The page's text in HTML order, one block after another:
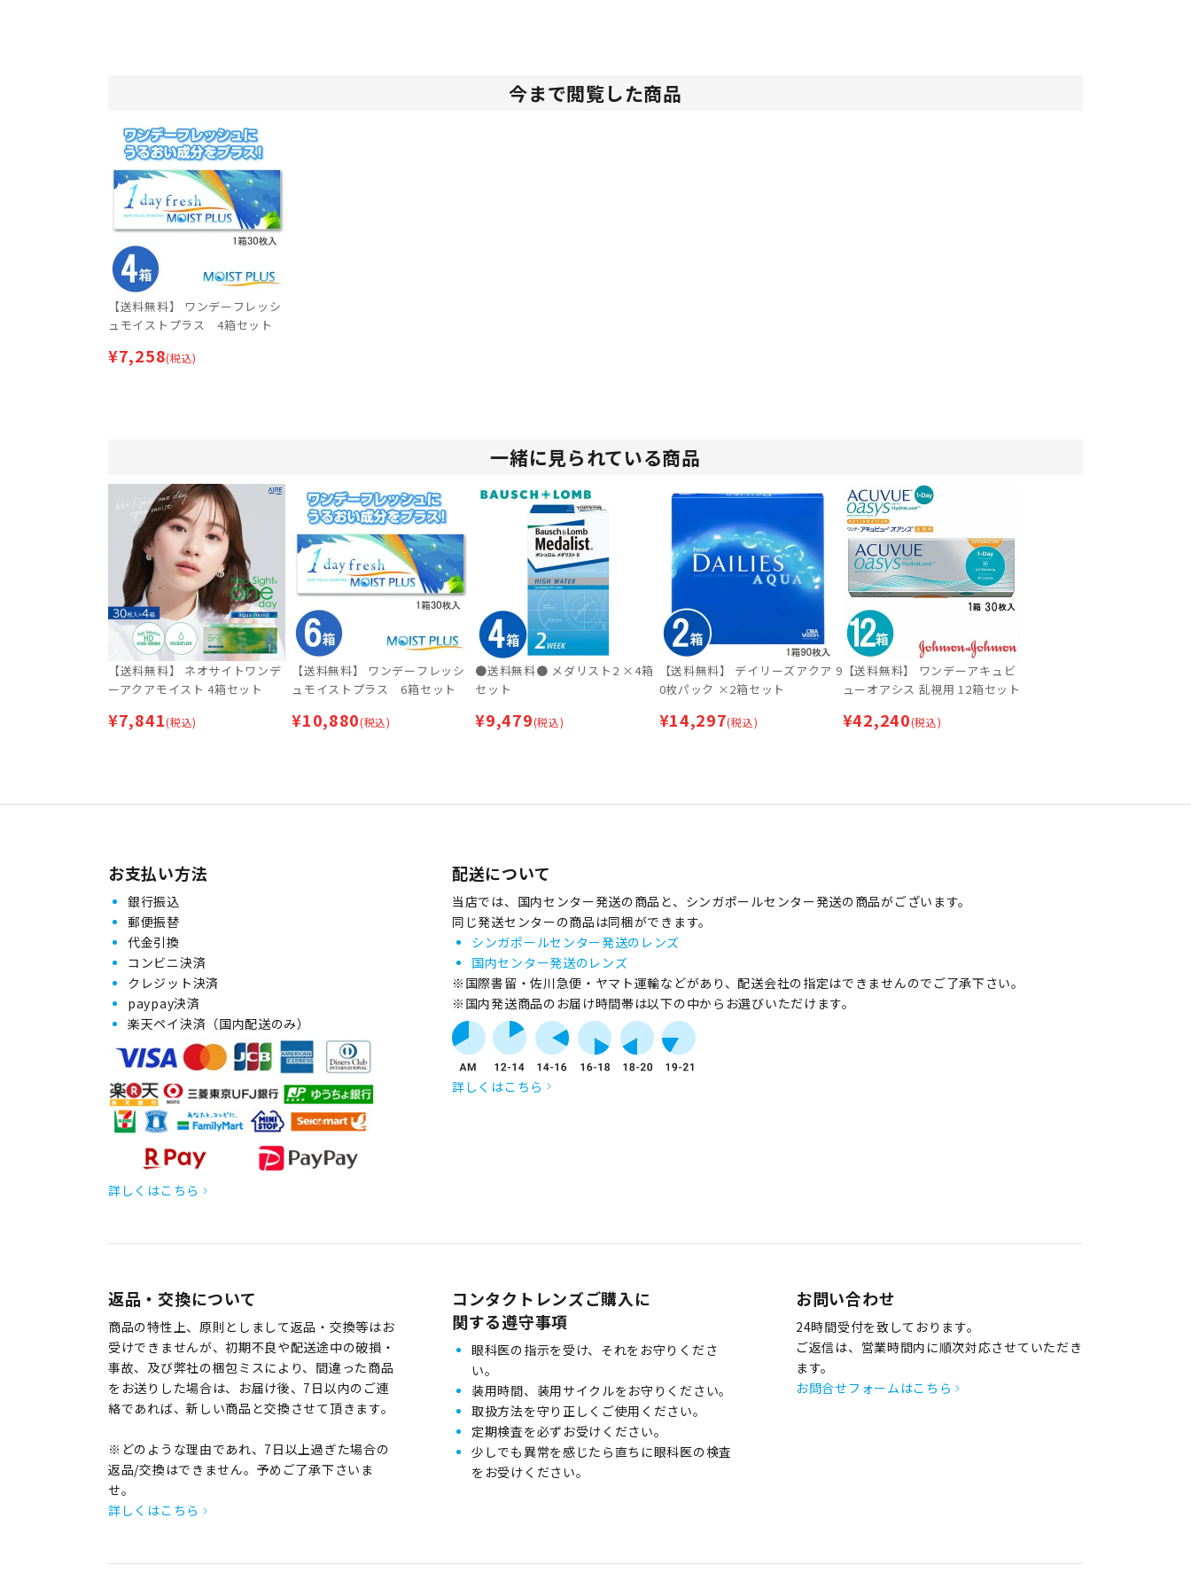
今まで閲覧した商品
【送料無料】 ワンデーフレッシ
ュモイストプラス 4箱セット
¥7,258(税込)
一緒に見られている商品
【送料無料】 ネオサイトワンデ
ーアクアモイスト 4箱セット
¥7,841(税込)
【送料無料】 ワンデーフレッシ
ュモイストプラス 6箱セット
¥10,880(税込)
●送料無料● メダリスト2 ×4箱
セット
¥9,479(税込)
【送料無料】 デイリーズアクア 9
0枚パック ×2箱セット
¥14,297(税込)
【送料無料】 ワンデーアキュビ
ューオアシス 乱視用 12箱セット
¥42,240(税込)
お支払い方法
銀行振込
郵便振替
代金引換
コンビニ決済
クレジット決済
paypay決済
楽天ペイ決済（国内配送のみ）
詳しくはこちら
配送について
当店では、国内センター発送の商品と、シンガポールセンター発送の商品がございます。
同じ発送センターの商品は同梱ができます。
シンガポールセンター発送のレンズ
国内センター発送のレンズ
※国際書留・佐川急便・ヤマト運輸などがあり、配送会社の指定はできませんのでご了承下さい。
※国内発送商品のお届け時間帯は以下の中からお選びいただけます。
詳しくはこちら
返品・交換について
商品の特性上、原則としまして返品・交換等はお
受けできませんが、初期不良や配送途中の破損・
事故、及び弊社の梱包ミスにより、間違った商品
をお送りした場合は、お届け後、7日以内のご連
絡であれば、新しい商品と交換させて頂きます。
※どのような理由であれ、7日以上過ぎた場合の
返品/交換はできません。予めご了承下さいま
せ。
詳しくはこちら
コンタクトレンズご購入に
関する遵守事項
眼科医の指示を受け、それをお守りくださ
い。
装用時間、装用サイクルをお守りください。
取扱方法を守り正しくご使用ください。
定期検査を必ずお受けください。
少しでも異常を感じたら直ちに眼科医の検査
をお受けください。
お問い合わせ
24時間受付を致しております。
ご返信は、営業時間内に順次対応させていただき
ます。
お問合せフォームはこちら